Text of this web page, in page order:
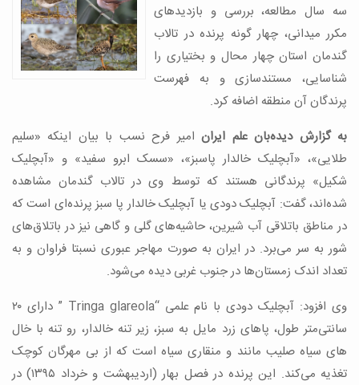
سه سال مطالعه، بررسی و بازدیدهای
مکرر میدانی، چهار گونه پرنده در تالاب
گندمان استان چهار محال و بختیاری را
شناسایی، مستندسازی و به فهرست
پرندگان آن منطقه اضافه کرد.
به گزارش دیده‌بان علم ایرانامیر فرح نسب با بیان اینکه «سلیم
طلایی»، «آبچلیک خالدار پاسبز»، «سسک ابرو سفید» و «آبچلیک
شکیل» پرندگانی هستند که توسط وی در تالاب گندمان مشاهده
شده‌اند، گفت: آبچلیک دودی یا آبچلیک خالدار پا سبز پرنده‌ای است که
در مناطق باتلاقی آب شیرین، حاشیه‌های گلی و گاهی نیز در باتلاق‌های
شور به سر می‌برد. در ایران به صورت مهاجر عبوری نسبتا فراوان و به
تعداد اندک زمستان‌ها در جنوب غربی دیده می‌شود.
وی افزود: آبچلیک دودی با نام علمی “Tringa glareola ” دارای ۲۰
سانتی‌متر طول، پاهای زرد مایل به سبز، زیر تنه خالدار، رو تنه با خال‌
های سیاه صلیب مانند و منقاری سیاه است که از بی مهرگان کوچک
تغذیه می‌کند. این پرنده در فصل بهار (اردیبهشت و خرداد ۱۳۹۵) در